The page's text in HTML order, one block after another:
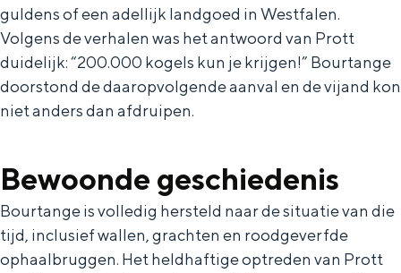
REISIDEEËN
Een dag op pad in Groningen stad
guldens of een adellijk landgoed in Westfalen.
Volgens de verhalen was het antwoord van Prott
duidelijk: “200.000 kogels kun je krijgen!” Bourtange
doorstond de daaropvolgende aanval en de vijand kon
niet anders dan afdruipen.
Bewoonde geschiedenis
Bourtange is volledig hersteld naar de situatie van die
tijd, inclusief wallen, grachten en roodgeverfde
ophaalbruggen. Het heldhaftige optreden van Prott